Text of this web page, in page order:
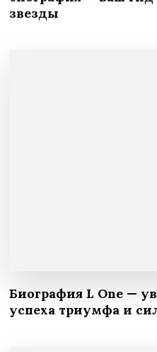
звезды
Биография L One —
успеха триумфа и